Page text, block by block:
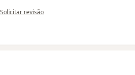
na opinião do utilizador GM
Solicitar revisão